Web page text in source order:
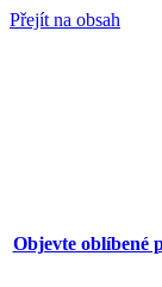
Přejít na obsah
Objevte oblíbené